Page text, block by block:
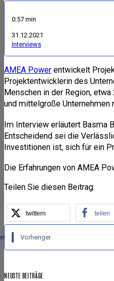
0:57 min
31.12.2021
Interviews
AMEA Power entwickelt
Projektentwicklerin des
Menschen in der Region,
und mittelgroße
Im Interview erläutert Basma
Entscheidend sei die
Investitionen ist, sich für ein
Die Erfahrungen von AMEA
Teilen Sie diesen Beitrag:
twittern teilen
Vorheriger
NEUSTE BEITRÄGE